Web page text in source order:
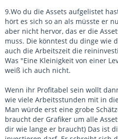
9.Wo du die Assets aufgelistet
hört es sich so an als müsste er
aber nicht hervor, das er die
muss. Die könntest du dinge wie
auch die Arbeitszeit die
Was "Eine Kleinigkeit von einer
weiß ich auch nicht.
Wenn ihr Profitabel sein wollt
wie viele Arbeitsstunden mit in
Man würde erst eine grobe
braucht der Grafiker um alle
dir wie lange er braucht) Das ist